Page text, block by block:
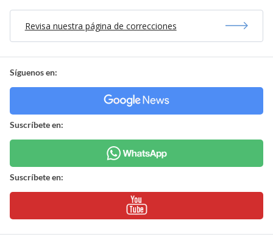
Revisa nuestra página de correcciones
Síguenos en:
Suscríbete en:
Suscríbete en: